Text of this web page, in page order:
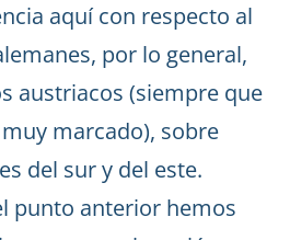
aquí con respecto al
por lo general,
austriacos (siempre que
marcado), sobre
del sur y del este.
punto anterior hemos